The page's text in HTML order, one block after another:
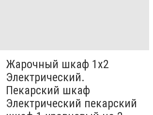
Жарочный шкаф 1х2
Электрический.
Пекарский шкаф
Электрический пекарский